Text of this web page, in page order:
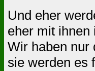
Und eher
eher mit ihnen
Wir haben nur
sie werden es